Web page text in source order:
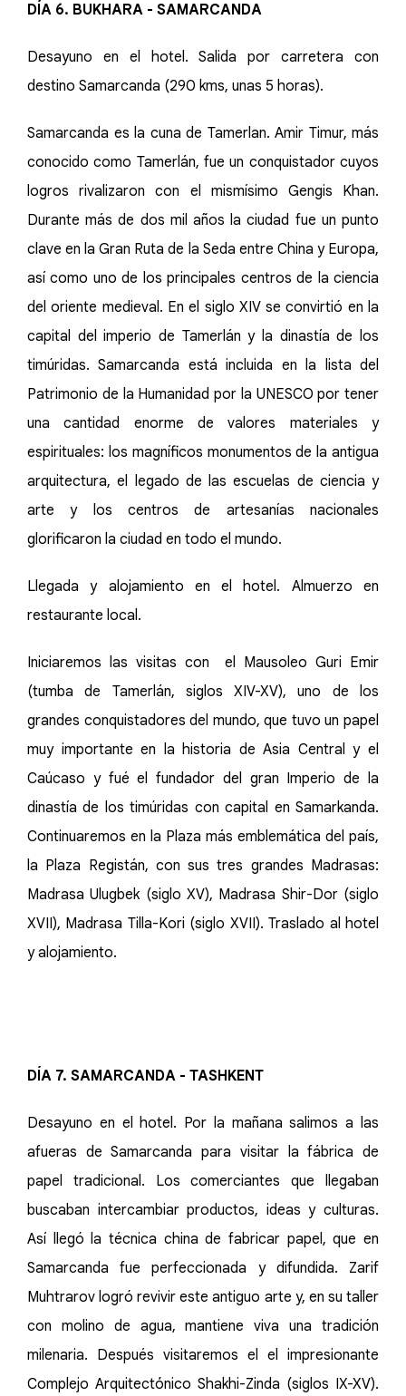
DÍA 6. BUKHARA - SAMARCANDA
Desayuno en el hotel. Salida por carretera con
destino Samarcanda (290 kms, unas 5 horas).
Samarcanda es la cuna de Tamerlan. Amir Timur, más
conocido como Tamerlán, fue un conquistador cuyos
logros rivalizaron con el mismísimo Gengis Khan.
Durante más de dos mil años la ciudad fue un punto
clave en la Gran Ruta de la Seda entre China y Europa,
así como uno de los principales centros de la ciencia
del oriente medieval. En el siglo XIV se convirtió en la
capital del imperio de Tamerlán y la dinastía de los
timúridas. Samarcanda está incluida en la lista del
Patrimonio de la Humanidad por la UNESCO por tener
una cantidad enorme de valores materiales y
espirituales: los magníficos monumentos de la antigua
arquitectura, el legado de las escuelas de ciencia y
arte y los centros de artesanías nacionales
glorificaron la ciudad en todo el mundo.
Llegada y alojamiento en el hotel. Almuerzo en
restaurante local.
Iniciaremos las visitas con el Mausoleo Guri Emir
(tumba de Tamerlán, siglos XIV-XV), uno de los
grandes conquistadores del mundo, que tuvo un papel
muy importante en la historia de Asia Central y el
Caúcaso y fué el fundador del gran Imperio de la
dinastía de los timúridas con capital en Samarkanda.
Continuaremos en la Plaza más emblemática del país,
la Plaza Registán, con sus tres grandes Madrasas:
Madrasa Ulugbek (siglo XV), Madrasa Shir-Dor (siglo
XVII), Madrasa Tilla-Kori (siglo XVII). Traslado al hotel
y alojamiento.
DÍA 7. SAMARCANDA - TASHKENT
Desayuno en el hotel. Por la mañana salimos a las
afueras de Samarcanda para visitar la fábrica de
papel tradicional. Los comerciantes que llegaban
buscaban intercambiar productos, ideas y culturas.
Así llegó la técnica china de fabricar papel, que en
Samarcanda fue perfeccionada y difundida. Zarif
Muhtrarov logró revivir este antiguo arte y, en su taller
con molino de agua, mantiene viva una tradición
milenaria. Después visitaremos el el impresionante
Complejo Arquitectόnico Shakhi-Zinda (siglos IX-XV).